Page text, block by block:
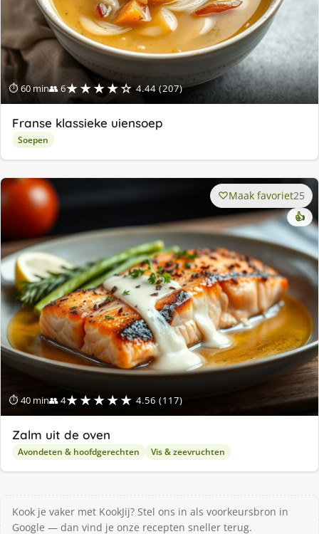
⏱ 60 min👥 6★★★★☆ 4.44 (207)
Franse klassieke uiensoep
Soepen
⏱ 40 min👥 4★★★★★ 4.56 (117)
Maak favoriet25
👍
Zalm uit de oven
Avondeten & hoofdgerechten Vis & zeevruchten
Kook je vaker met KookJij? Stel ons in als voorkeursbron in
Google — dan vind je onze recepten sneller terug.